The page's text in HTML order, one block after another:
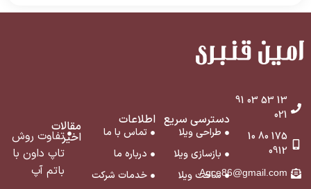
13 53 03 91
021
175 80 10
0912
Agce86@gmail.com
دسترسی سریع
طراحی ویلا
بازسازی ویلا
ساخت ویلا
اطلاعات
تماس با ما
درباره ما
خدمات شرکت
مقالات
اخیرتفاوت روش
تاپ داون با
باتم آپ